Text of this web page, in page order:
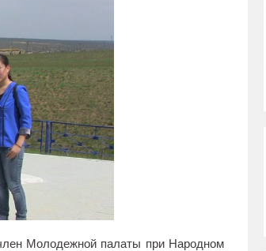
Молодежной палаты при Народном